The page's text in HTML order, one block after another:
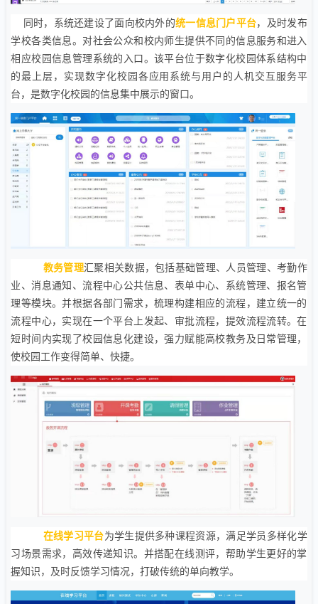
同时，系统还建设了面向校内外的统一信息门户平台，及时发布
学校各类信息。对社会公众和校内师生提供不同的信息服务和进入
相应校园信息管理系统的入口。该平台位于数字化校园体系结构中
的最上层，实现数字化校园各应用系统与用户的人机交互服务平
台，是数字化校园的信息集中展示的窗口。
教务管理汇聚相关数据，包括基础管理、人员管理、考勤作
业、消息通知、流程中心公共信息、表单中心、系统管理、报名管
理等模块。并根据各部门需求，梳理构建相应的流程，建立统一的
流程中心，实现在一个平台上发起、审批流程，提效流程流转。在
短时间内实现了校园信息化建设，强力赋能高校教务及日常管理，
使校园工作变得简单、快捷。
在线学习平台为学生提供多种课程资源，满足学员多样化学
习场景需求，高效传递知识。并搭配在线测评，帮助学生更好的掌
握知识，及时反馈学习情况，打破传统的单向教学。